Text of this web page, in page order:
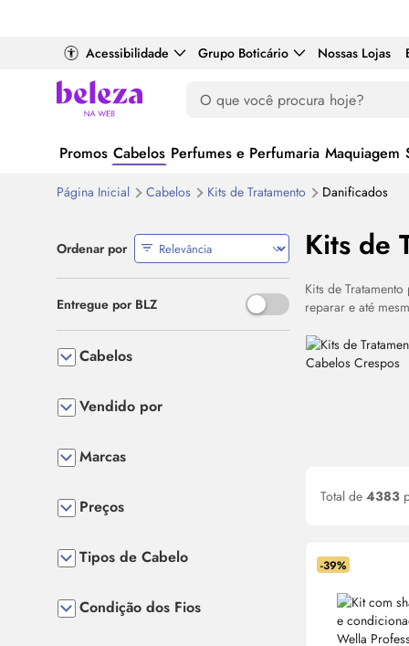
Acessibilidade Grupo Boticário Nossas Lojas
Promos Cabelos Perfumes e Perfumaria Maquiagem
Página Inicial Cabelos Kits de Tratamento Danificados
Kits de
Kits de
reparar e até
Total de4383
-39%
Ordenar por
Entregue por BLZ Use o espaço ou Enter para
Cabelos
Vendido por
Marcas
Preços
Tipos de Cabelo
Condição dos Fios